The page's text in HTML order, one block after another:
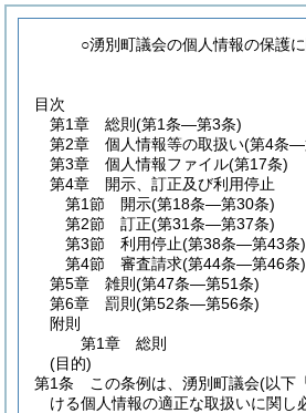
○湧別町議会の個人情報の保護
目次
第1章
総則 (第1条―第3条)
第2章
個人情報等の取扱い(第4条―
第3章
個人情報ファイル(第17条)
第4章
開示、訂正及び利用停止
第1節
開示(第18条―第30条)
第2節
訂正(第31条―第37条)
第3節
利用停止(第38条―第43条)
第4節
審査請求(第44条―第46条)
第5章
雑則 (第47条―第51条)
第6章
罰則 (第52条―第56条)
附則
第1章
総則
(目的)
第1条
この条例は、湧別町議会(以下
ける個人情報の適正な取扱いに関し